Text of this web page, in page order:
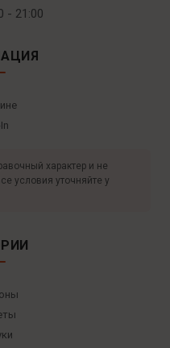
- 21:00
характер и не
условия уточняйте у